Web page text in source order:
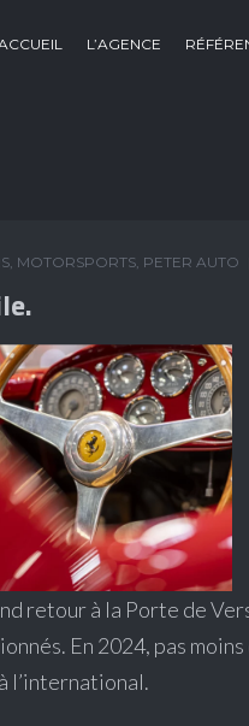
L’AGENCE
, MOTORSPORTS, PETER AUTO
retour à la Porte de
En 2024, pas
l’international.